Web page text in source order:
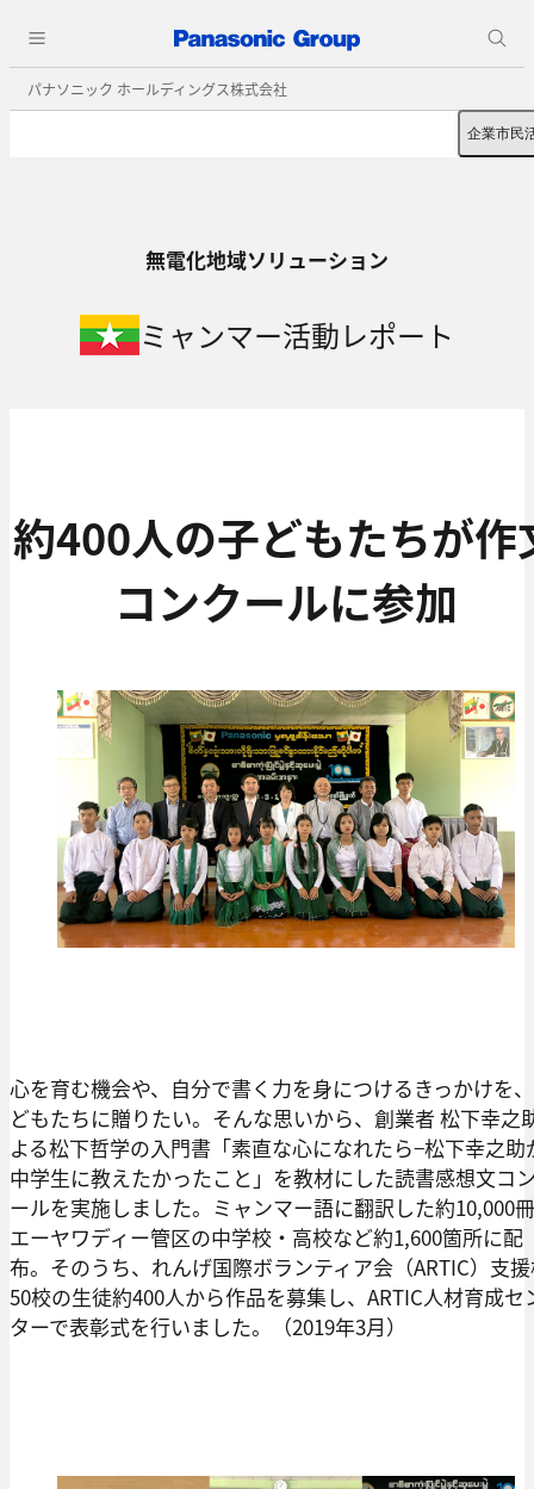
パナソニック ホールディングス株式会社
企業市民
無電化地域ソリューション​
ミャンマー活動レポート
約400人の子どもたちが作
コンクールに参加
心を育む機会や、自分で書く力を身につけるきっかけを
どもたちに贈りたい。そんな思いから、創業者 松下幸之
よる松下哲学の入門書「素直な心になれたら−松下幸之助
中学生に教えたかったこと」を教材にした読書感想文コ
ールを実施しました。ミャンマー語に翻訳した約10,000
エーヤワディー管区の中学校・高校など約1,600箇所に配
布。そのうち、れんげ国際ボランティア会（ARTIC）支
50校の生徒約400人から作品を募集し、ARTIC人材育成セ
ターで表彰式を行いました。（2019年3月）